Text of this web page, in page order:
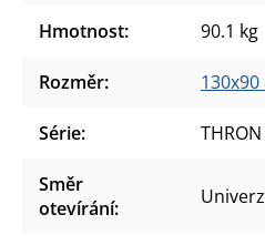
Hmotnost: 90.1 kg
Rozměr: 130x90
Série: THRON
Směr
otevírání: